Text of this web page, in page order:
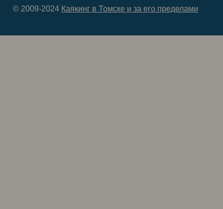
© 2009-2024 Каякинг в Томске и за его пределами